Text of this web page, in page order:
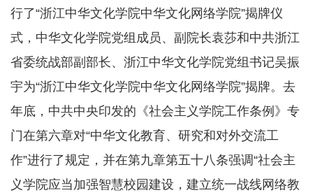
行了“浙江中华文化学院中华文化网络学院”揭牌仪
式，中华文化学院党组成员、副院长袁莎和中共浙江
省委统战部副部长、浙江中华文化学院党组书记吴振
宇为“浙江中华文化学院中华文化网络学院”揭牌。去
年底，中共中央印发的《社会主义学院工作条例》专
门在第六章对“中华文化教育、研究和对外交流工
作”进行了规定，并在第九章第五十八条强调“社会主
义学院应当加强智慧校园建设，建立统一战线网络教